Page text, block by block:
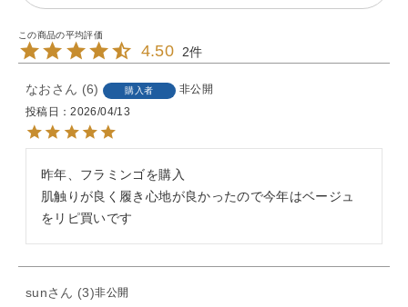
4.50 2
なお 6 購入者
非公開
投稿日
2026/04/13
昨年、フラミンゴを購入
肌触りが良く履き心地が良かったので今年はベージュ
をリピ買いです
sun 3 非公開